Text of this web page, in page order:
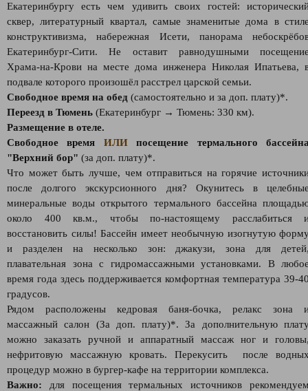
Екатеринбургу есть чем удивить своих гостей:
сквер, литературный квартал, самые знаменитые дома в
конструктивизма, набережная Исети, панорама
Екатеринбург-Сити. Не оставит равнодушными
Храма-на-Крови на месте дома инженера Николая Ипатьева,
подвале которого произошёл расстрел царской семьи.
Свободное время на обед (самостоятельно и за доп. плату)*.
Переезд в Тюмень (Екатеринбург → Тюмень: 330 км).
Размещение в отеле.
Свободное время ИЛИпосещение термального
"Верхний бор" (за доп. плату)*.
Что может быть лучше, чем отправиться на горячие
после долгого экскурсионного дня? Окунитесь в
минеральные воды открытого термального бассейна
около 400 кв.м., чтобы по-настоящему расслабиться
восстановить силы! Бассейн имеет необычную изогнутую
и разделен на несколько зон: джакузи, зона для
плавательная зона с гидромассажными установками. В
время года здесь поддерживается комфортная температура 39-
градусов.
Рядом расположены кедровая баня-бочка, релакс зона
массажный салон (За доп. плату)*. За дополнительную
можно заказать ручной и аппаратный массаж ног и
нефритовую массажную кровать. Перекусить после
процедур можно в бургер-кафе на территории комплекса.
Важно: для посещения термальных источников